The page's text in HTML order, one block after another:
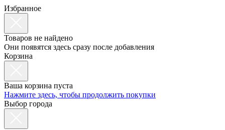
Избранное
Товаров не найдено
Они появятся здесь сразу после добавления
Корзина
Ваша корзина пуста
Нажмите здесь, чтобы продолжить покупки
Выбор города